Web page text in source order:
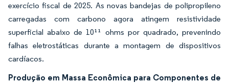
exercício fiscal de 2025. As novas bandejas de polipropileno
carregadas com carbono agora atingem resistividade
superficial abaixo de 10¹¹ ohms por quadrado, prevenindo
falhas eletrostáticas durante a montagem de dispositivos
cardíacos.
Produção em Massa Econômica para Componentes de